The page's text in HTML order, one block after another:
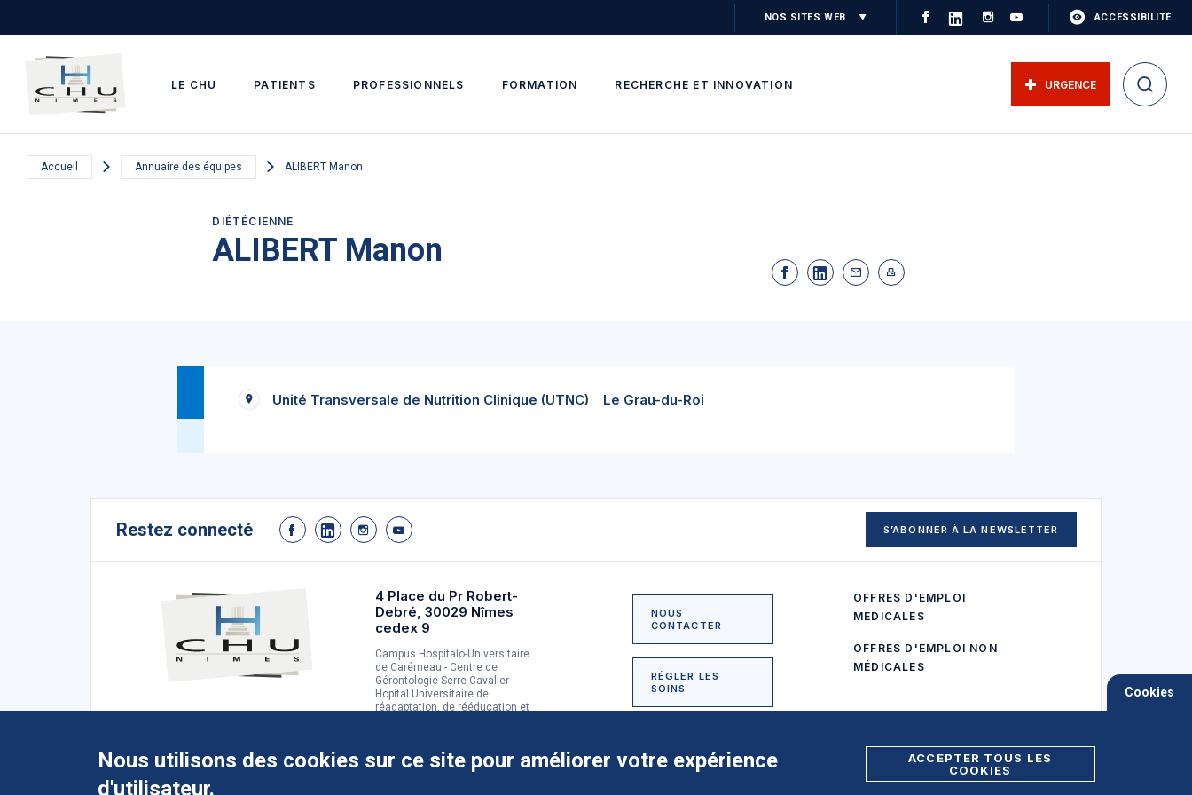
LE CHU PATIENTS PROFESSIONNELS FORMATION RECHERCHE ET INNOVATION
NOS SITES WEB ACCESSIBILITÉ
URGENCE
Accueil Annuaire des équipes ALIBERT Manon
DIÉTÉCIENNE
ALIBERT Manon
Unité Transversale de Nutrition Clinique (UTNC) Le Grau-du-Roi
Restez connecté S’ABONNER À LA NEWSLETTER
4 Place du Pr Robert-
Debré, 30029 Nîmes
cedex 9
Campus Hospitalo-Universitaire
de Carémeau - Centre de
Gérontologie Serre Cavalier -
Hopital Universitaire de
réadaptation, de rééducation et
NOUS
CONTACTER
RÉGLER LES
SOINS
OFFRES D'EMPLOI
MÉDICALES
OFFRES D'EMPLOI NON
MÉDICALES
Cookies
Nous utilisons des cookies sur ce site pour améliorer votre expérience
d'utilisateur.
ACCEPTER TOUS LES
COOKIES